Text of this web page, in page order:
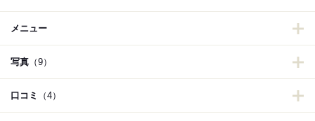
メニュー
写真 （9）
口コミ （4）